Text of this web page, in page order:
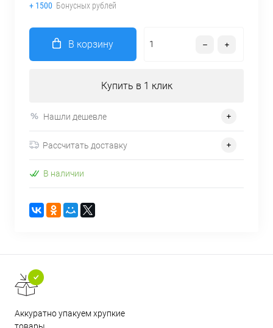
+ 1500 Бонусных рублей
В корзину
Купить в 1 клик
Нашли дешевле
Рассчитать доставку
В наличии
Аккуратно упакуем хрупкие